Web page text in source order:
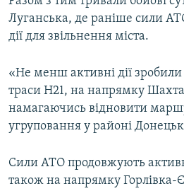
Луганська, де раніше сили
дії для звільнення міста.
«Не менш активні дії
траси Н21, на напрямку
намагаючись відновити
угруповання у районі
Сили АТО продовжують
також на напрямку Горлівка-